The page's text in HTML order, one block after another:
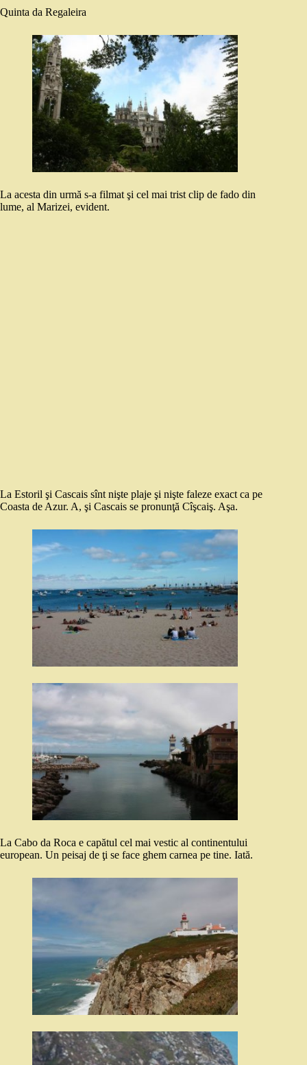
Quinta da Regaleira
La acesta din urmă s-a filmat şi cel mai trist clip de fado din
lume, al Marizei, evident.
La Estoril şi Cascais sînt nişte plaje şi nişte faleze exact ca pe
Coasta de Azur. A, şi Cascais se pronunţă Cîşcaiş. Aşa.
La Cabo da Roca e capătul cel mai vestic al continentului
european. Un peisaj de ţi se face ghem carnea pe tine. Iată.